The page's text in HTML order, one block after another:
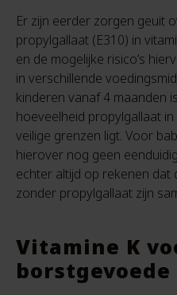
Er zijn eerder zorgen geuit
propylgallaat (E310) in
en de mogelijke risico’s
in verschillende
kinderen vanaf 4 maanden
hoeveelheid propylgallaat
veilige grenzen ligt. Voor
hierover nog geen
echter altijd op rekenen dat
zonder propylgallaat zijn
Vitamine K
borstgevoede